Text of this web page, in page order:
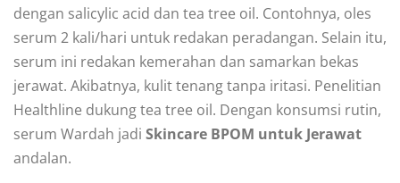
dengan salicylic acid dan tea tree oil. Contohnya, oles
serum 2 kali/hari untuk redakan peradangan. Selain itu,
serum ini redakan kemerahan dan samarkan bekas
jerawat. Akibatnya, kulit tenang tanpa iritasi. Penelitian
Healthline dukung tea tree oil. Dengan konsumsi rutin,
serum Wardah jadi Skincare BPOM untuk Jerawat
andalan.